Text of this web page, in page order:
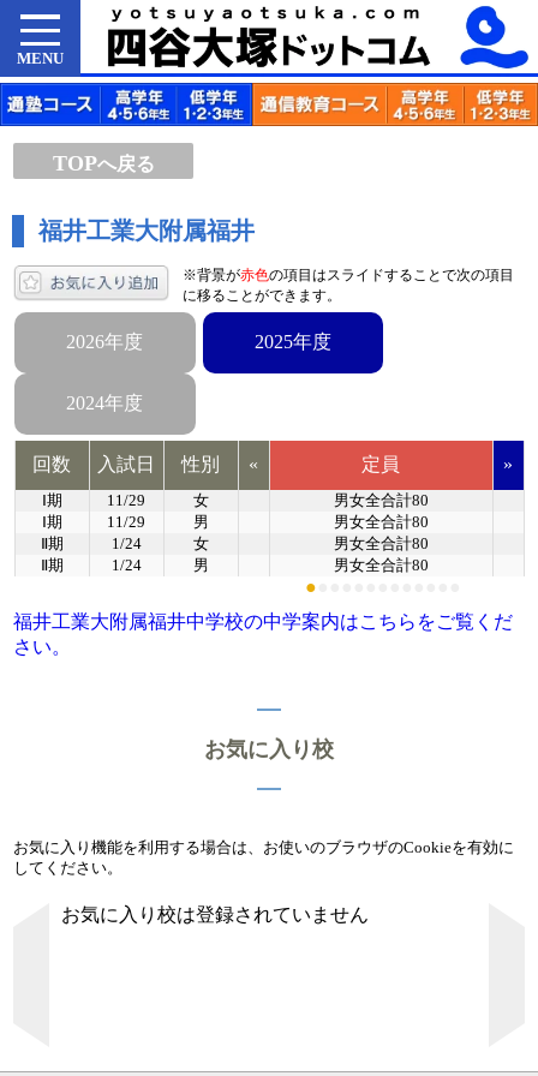
MENU
TOPへ戻る
福井工業大附属福井
※背景が赤色の項目はスライドすることで次の項目
に移ることができます。
2026年度 2025年度
2024年度
回数 入試日 性別 « 定員 »
Ⅰ期 11/29 女
男女全合計80
Ⅰ期
11/29 男
男女全合計80
Ⅱ期
1/24 女
男女全合計80
Ⅱ期
1/24 男 男女全合計80
●
福井工業大附属福井中学校の中学案内はこちらをご覧くだ
さい。
お気に入り校
お気に入り機能を利用する場合は、お使いのブラウザのCookieを有効に
してください。
お気に入り校は登録されていません